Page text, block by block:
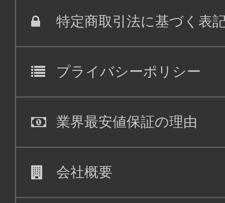
特定商取引法に基づく表
プライバシーポリシー
業界最安値保証の理由
会社概要